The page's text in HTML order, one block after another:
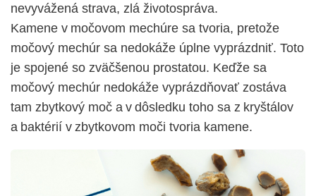
nevyvážená strava, zlá životospráva.
Kamene v močovom mechúre sa tvoria, pretože
močový mechúr sa nedokáže úplne vyprázdniť. Toto
je spojené so zväčšenou prostatou. Keďže sa
močový mechúr nedokáže vyprázdňovať zostáva
tam zbytkový moč a v dôsledku toho sa z kryštálov
a baktérií v zbytkovom moči tvoria kamene.